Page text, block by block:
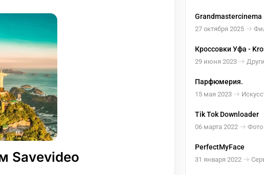
Savevideo
Grandmastercinema
27 октября 2025
Кроссoвки Уфа -
29 июня 2023
Парфюмерия.
15 мая 2023
Tik Tok Downloader
06 марта 2022
PerfectMyFace
31 января 2022